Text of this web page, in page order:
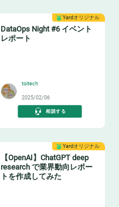
Yardオリジナル
DataOps Night #6 イベント
レポート
toitech
2025/02/06
相談する
Yardオリジナル
【OpenAI】ChatGPT deep
research で業界動向レポー
トを作成してみた